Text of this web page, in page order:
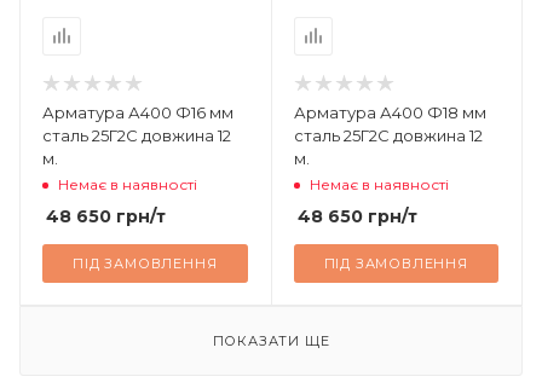
Арматура А400 Ф16 мм
сталь 25Г2С довжина 12
м.
Немає в наявності
48 650 грн/т
ПІД ЗАМОВЛЕННЯ
Арматура А400 Ф18 мм
сталь 25Г2С довжина 12
м.
Немає в наявності
48 650грн/т
ПІД ЗАМОВЛЕННЯ
ПОКАЗАТИ ЩЕ